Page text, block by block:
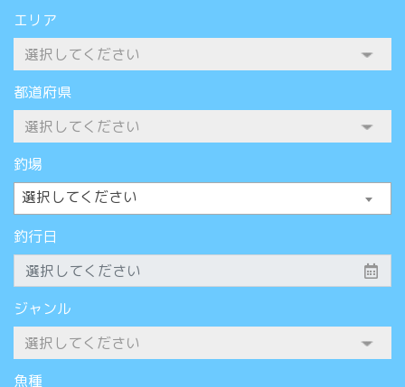
エリア
都道府県
釣場
選択してください
釣行日
ジャンル
魚種